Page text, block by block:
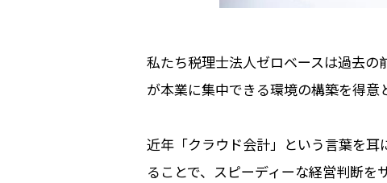
私たち税理士法人ゼロベースは過去
が本業に集中できる環境の構築を得意
近年「クラウド会計」という言葉を
ることで、スピーディーな経営判断